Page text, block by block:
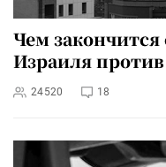
Чем
Израиля
24520 18